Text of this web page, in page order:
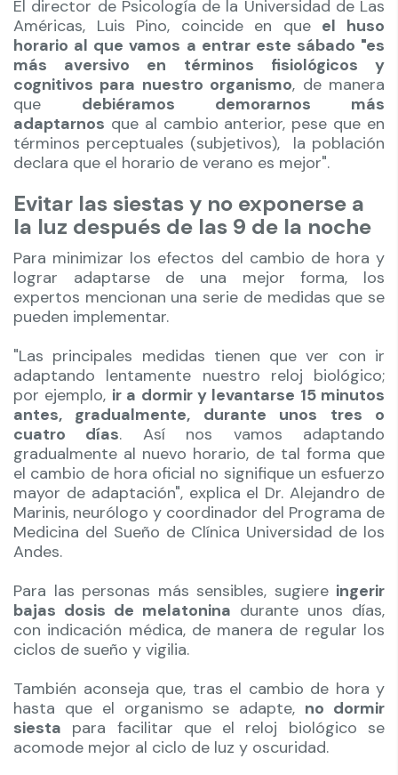
El director de Psicología de la Universidad de Las
Américas, Luis Pino, coincide en que el huso
horario al que vamos a entrar este sábado "es
más aversivo en términos fisiológicos y
cognitivos para nuestro organismo, de manera
que debiéramos demorarnos más
adaptarnos que al cambio anterior, pese que en
términos perceptuales (subjetivos), la población
declara que el horario de verano es mejor".
Evitar las siestas y no exponerse a
la luz después de las 9 de la noche
Para minimizar los efectos del cambio de hora y
lograr adaptarse de una mejor forma, los
expertos mencionan una serie de medidas que se
pueden implementar.
"Las principales medidas tienen que ver con ir
adaptando lentamente nuestro reloj biológico;
por ejemplo, ir a dormir y levantarse 15 minutos
antes, gradualmente, durante unos tres o
cuatro días. Así nos vamos adaptando
gradualmente al nuevo horario, de tal forma que
el cambio de hora oficial no signifique un esfuerzo
mayor de adaptación", explica el Dr. Alejandro de
Marinis, neurólogo y coordinador del Programa de
Medicina del Sueño de Clínica Universidad de los
Andes.
Para las personas más sensibles, sugiere ingerir
bajas dosis de melatonina durante unos días,
con indicación médica, de manera de regular los
ciclos de sueño y vigilia.
También aconseja que, tras el cambio de hora y
hasta que el organismo se adapte, no dormir
siesta para facilitar que el reloj biológico se
acomode mejor al ciclo de luz y oscuridad.